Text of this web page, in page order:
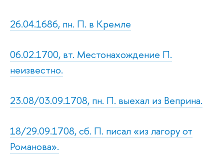
26.04.1686, пн. П. в Кремле
06.02.1700, вт. Местонахождение П.
неизвестно.
23.08/03.09.1708, пн. П. выехал из Веприна.
18/29.09.1708, сб. П. писал «из лагору от
Романова».